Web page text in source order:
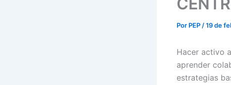
Por PEP /19 de
Hacer activo
aprender
estrategias